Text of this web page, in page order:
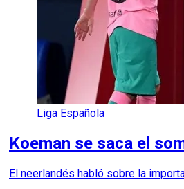
Liga Española
Koeman se saca el
El neerlandés habló sobre la